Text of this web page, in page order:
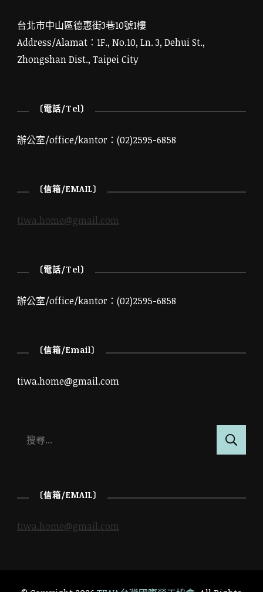
台北市中山區德惠街3巷10號1樓
Address/Alamat：1F., No.10, Ln. 3, Dehui St.,
Zhongshan Dist., Taipei City
〔電話/Tel〕
辦公室/office/kantor：(02)2595-6858
〔信箱/EMAIL〕
tiwa.home@gmail.com
〔電話/Tel〕
辦公室/office/kantor：(02)2595-6858
〔信箱/Email〕
tiwa.home@gmail.com
字:
〔信箱/EMAIL〕
tiwa.home@gmail.com